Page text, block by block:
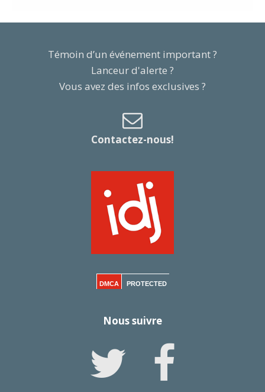
Témoin d’un événement important ?
Lanceur d'alerte ?
Vous avez des infos exclusives ?
Contactez-nous!
DMCA PROTECTED
Nous suivre